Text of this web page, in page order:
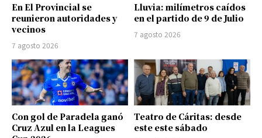
En El Provincial se
reunieron autoridades y
vecinos
7 agosto 2026
Lluvia: milímetros caídos
en el partido de 9 de Julio
7 agosto 2026
Con gol de Paradela ganó
Cruz Azul en la Leagues
Teatro de Cáritas: desde
este este sábado